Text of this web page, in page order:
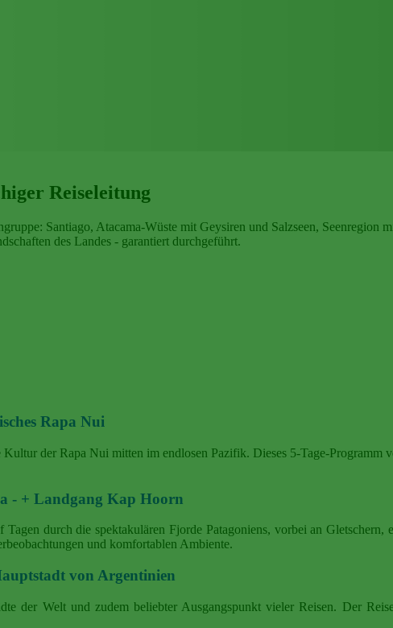
Reiseleitung
Santiago, Atacama‑Wüste mit Geysiren und Salzseen, Seenregion
des Landes - garantiert durchgeführt.
Rapa Nui
der Rapa Nui mitten im endlosen Pazifik. Dieses
- + Landgang Kap Hoorn
durch die spektakulären Fjorde Patagoniens, vorbei an
und komfortablen Ambiente.
von Argentinien
der Welt und zudem beliebter Ausgangspunkt vieler Reisen. Der